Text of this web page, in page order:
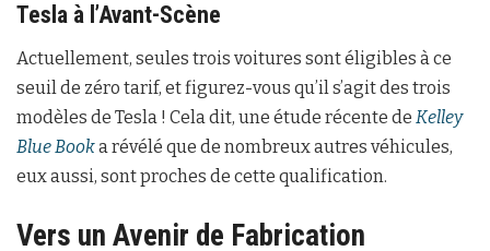
Tesla à l’Avant-Scène
Actuellement, seules trois voitures sont éligibles à ce
seuil de zéro tarif, et figurez-vous qu’il s’agit des trois
modèles de Tesla ! Cela dit, une étude récente de Kelley
Blue Booka révélé que de nombreux autres véhicules,
eux aussi, sont proches de cette qualification.
Vers un Avenir de Fabrication